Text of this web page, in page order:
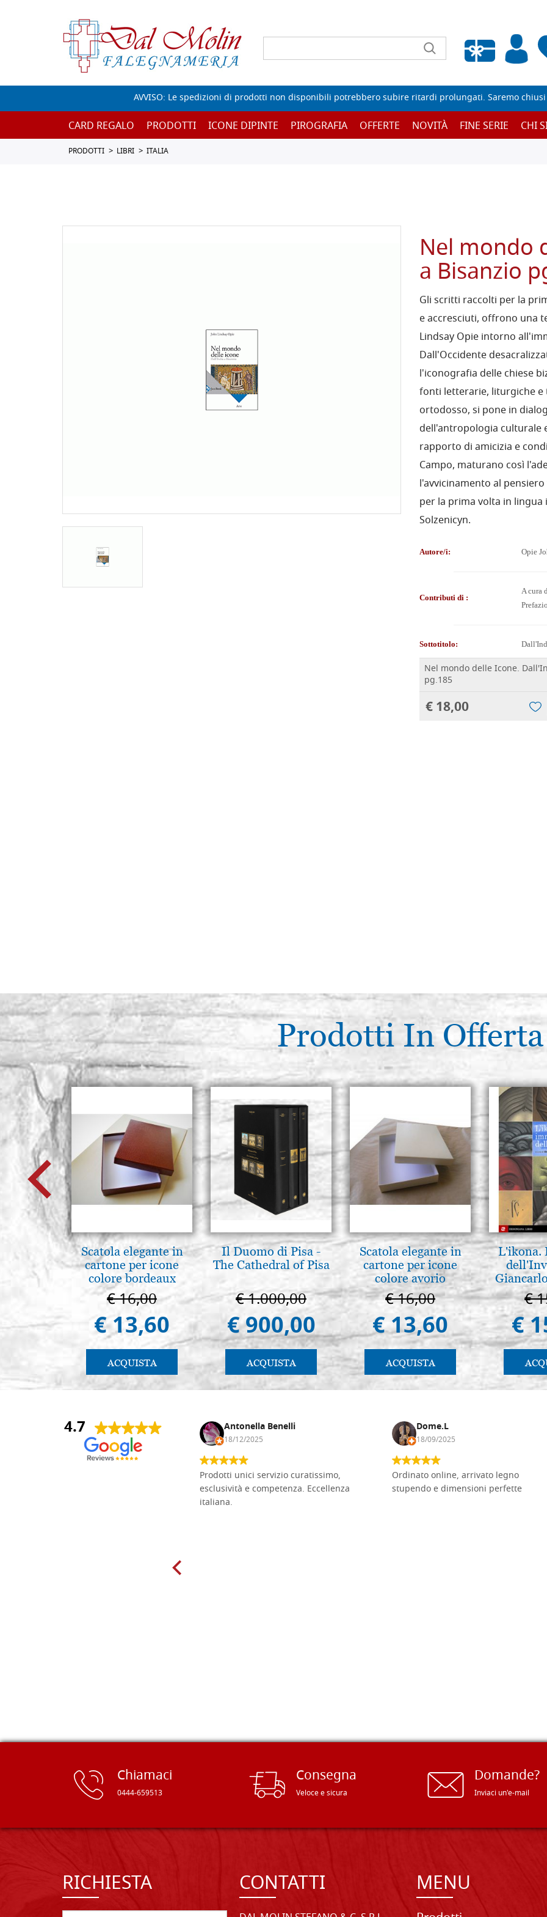
Wishlist vuota
AVVISO: Le spedizioni di prodotti non disponibili potrebbero subire ritardi prolungati. Saremo
CARD REGALO PRODOTTI ICONE DIPINTE PIROGRAFIA OFFERTE NOVITÀ FINE SERIE CHI
PRODOTTI LIBRI ITALIA
Nel mondo
a Bisanzio
Gli scritti raccolti per la
e accresciuti, offrono una
Lindsay Opie intorno
Dall'Occidente
l'iconografia delle chiese
fonti letterarie, liturgiche e
ortodosso, si pone in
dell'antropologia culturale
rapporto di amicizia e
Campo, maturano così
l'avvicinamento al
per la prima volta in
Solzenicyn.
Autore/i: Opie
Contributi di :
A cura
Sottotitolo:
Nel mondo delle Icone.
pg.185
€ 18,00
Prodotti In Offerta
Scatola elegante in
cartone per icone
colore bordeaux
€ 16,00
€ 13,60
ACQUISTA
Il Duomo di Pisa -
The Cathedral of Pisa
€ 1.000,00
€ 900,00
ACQUISTA
Scatola elegante in
cartone per icone
colore avorio
€ 16,00
€ 13,60
ACQUISTA
L'ikona.
€
€
4.7
Andrea Monguzzi Antonella Benelli
18/12/2025
Prodotti unici servizio curatissimo,
esclusività e competenza. Eccellenza
italiana.
Dome.L
18/09/2025
Ordinato online, arrivato legno
stupendo e dimensioni perfette
Chiamaci
0444-659513
Consegna
Veloce e sicura
Domande?
Inviaci un'e-mail
RICHIESTA CONTATTI MENU